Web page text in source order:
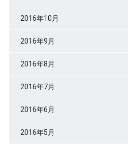
2016年10月
2016年9月
2016年8月
2016年7月
2016年6月
2016年5月